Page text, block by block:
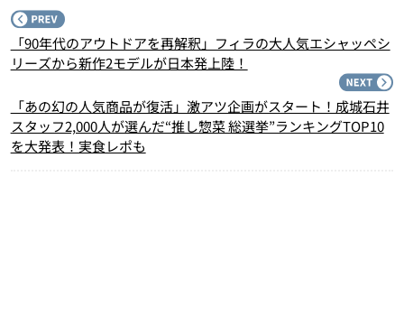
「90年代のアウトドアを再解釈」フィラの大人気エシャッペシ
リーズから新作2モデルが日本発上陸！
「あの幻の人気商品が復活」激アツ企画がスタート！成城石井
スタッフ2,000人が選んだ“推し惣菜 総選挙”ランキングTOP10
を大発表！実食レポも